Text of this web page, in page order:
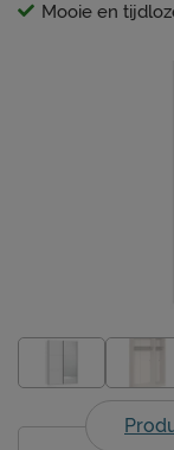
Mooie en